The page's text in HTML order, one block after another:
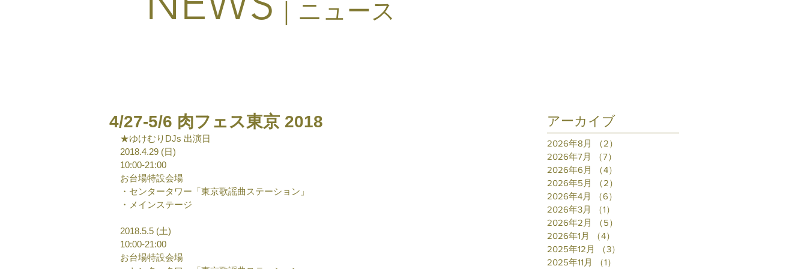
｜ニュース
4/27-5/6 肉フェス東京 2018
★ゆけむりDJs 出演日
2018.4.29 (日)
10:00-21:00
お台場特設会場
・センタータワー「東京歌謡曲ステーション」
・メインステージ
2018.5.5 (土)
10:00-21:00
お台場特設会場
アーカイブ
2026年8月 （2）
2026年7月
（7）
2026年6月
（4）
2026年5月
（2）
2026年4月
（6）
2026年3月
（1）
2026年2月
（5）
2026年1月
（4）
2025年12月
（3）
2025年11月
（1）